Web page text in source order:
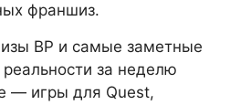
франшиз.
ВР и самые заметные
за неделю
— игры для Quest,